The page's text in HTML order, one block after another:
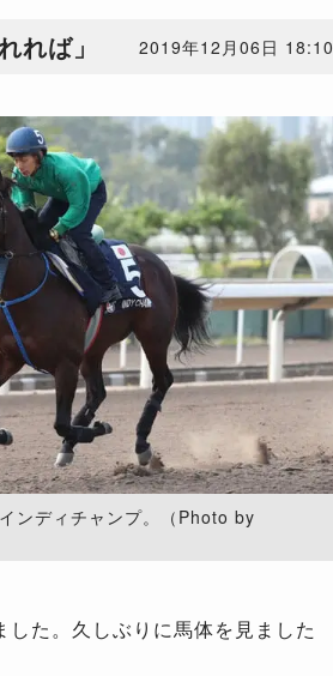
れば」 2019年12月06日 18:10
ンディチャンプ。（Photo by
た。久しぶりに馬体を見ました